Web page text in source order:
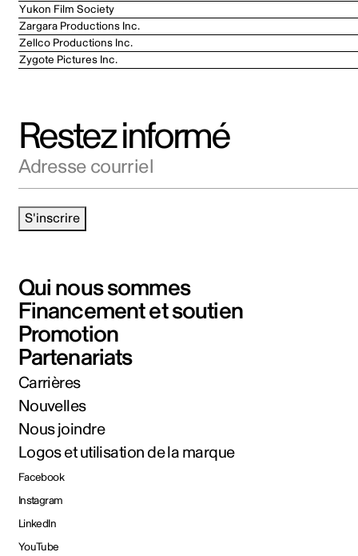
Yukon Film Society
Zargara Productions Inc.
Zellco Productions Inc.
Zygote Pictures Inc.
Restez informé
S'inscrire
Qui nous sommes
Financement et soutien
Promotion
Partenariats
Carrières
Nouvelles
Nous joindre
Logos et utilisation de la marque
Facebook
Instagram
LinkedIn
YouTube